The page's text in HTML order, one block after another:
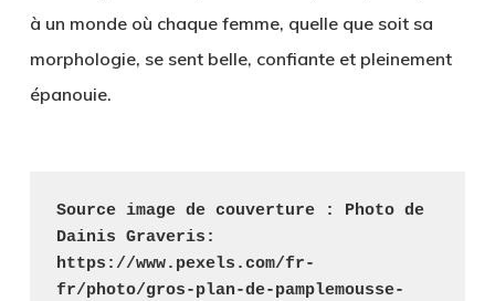
à un monde où chaque femme, quelle que soit sa
morphologie, se sent belle, confiante et pleinement
épanouie.
Source image de couverture : Photo de
Dainis Graveris:
https://www.pexels.com/fr-
fr/photo/gros-plan-de-pamplemousse-